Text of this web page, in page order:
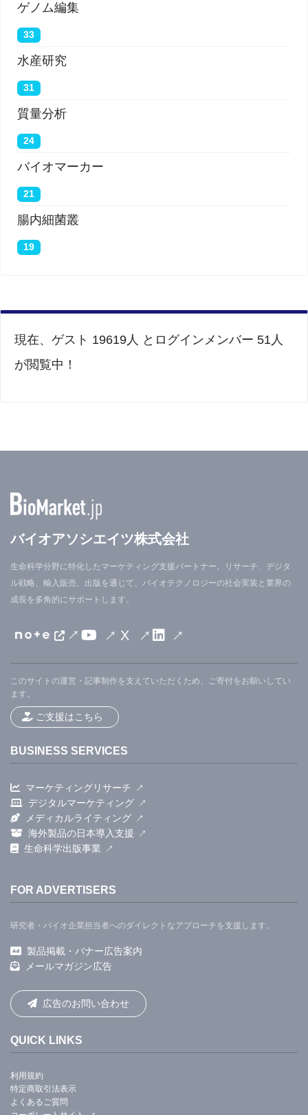
ゲノム編集
33
水産研究
31
質量分析
24
バイオマーカー
21
腸内細菌叢
19
現在、ゲスト 19619人 とログインメンバー 51人
が閲覧中！
バイオアソシエイツ株式会社
生命科学分野に特化したマーケティング支援パートナー。リサーチ、デジタ
ル戦略、輸入販売、出版を通じて、バイオテクノロジーの社会実装と業界の
成長を多角的にサポートします。
X
このサイトの運営・記事制作を支えていただくため、ご寄付をお願いしてい
ます。
ご支援はこちら
BUSINESS SERVICES
マーケティングリサーチ
デジタルマーケティング
メディカルライティング
海外製品の日本導入支援
生命科学出版事業
FOR ADVERTISERS
研究者・バイオ企業担当者へのダイレクトなアプローチを支援します。
製品掲載・バナー広告案内
メールマガジン広告
広告のお問い合わせ
QUICK LINKS
利用規約
特定商取引法表示
よくあるご質問